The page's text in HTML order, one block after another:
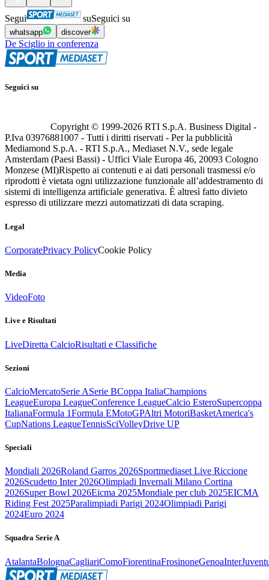
Segui suSeguici su
whatsapp discover
De Sciglio in conferenza
Seguici su
Copyright © 1999-2026 RTI S.p.A. Business Digital -
P.Iva 03976881007 - Tutti i diritti riservati - Per la pubblicità
Mediamond S.p.A. - RTI S.p.A., Mediaset N.V., sede legale
Amsterdam (Paesi Bassi) - Uffici Viale Europa 46, 20093 Cologno
Monzese (MI)Rispetto ai contenuti e ai dati personali trasmessi e/o
riprodotti è vietata ogni utilizzazione funzionale all’addestramento di
sistemi di intelligenza artificiale generativa. È altresì fatto divieto
espresso di utilizzare mezzi automatizzati di data scraping.
Legal
CorporatePrivacy PolicyCookie Policy
Media
VideoFoto
Live e Risultati
LiveDiretta CalcioRisultati e Classifiche
Sezioni
CalcioMercatoSerie ASerie BCoppa ItaliaChampions
LeagueEuropa LeagueConference LeagueCalcio EsteroSupercoppa
ItalianaFormula 1Formula EMotoGPAltri MotoriBasketAmerica's
CupNations LeagueTennisSciVolleyDrive UP
Speciali
Mondiali 2026Roland Garros 2026Sportmediaset Live Riccione
2026Scudetto Inter 2026Olimpiadi Invernali Milano Cortina
2026Super Bowl 2026Eicma 2025Mondiale per club 2025EICMA
Riding Fest 2025Paralimpiadi Parigi 2024Olimpiadi Parigi
2024Euro 2024
Squadra Serie A
AtalantaBolognaCagliariComoFiorentinaFrosinoneGenoaInter